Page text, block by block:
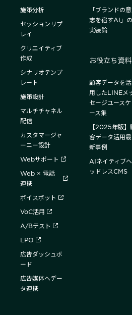
施策分析
セッションリプ
レイ
クリエイティブ
作成
シナリオテンプ
レート
施策設計
マルチチャネル
配信
カスタマージャ
ーニー設計
Webサポート
Web × 電話
連携
ボイスボット
VoC活用
A/Bテスト
LPO
広告ダッシュボ
ード
広告媒体へデー
タ連携
「ブランドの意
志を宿すAI」の
実装論
お役立ち資料
顧客データを活
用したLINEメ
セージユースケ
ース集
【2025年版】
客データ活用最
新事例
AIネイティブヘ
ッドレスCMS